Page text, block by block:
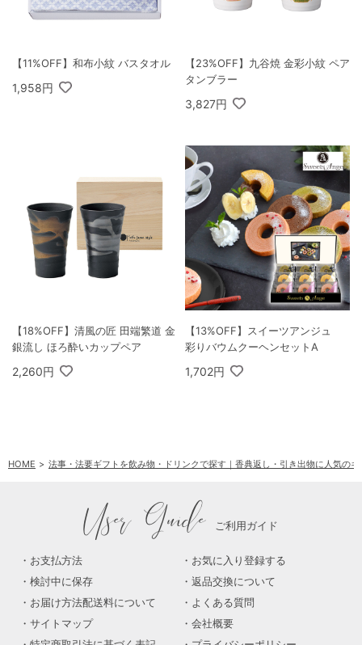
【11%OFF】和布小紋 バスタオル
1,958円
【23%OFF】九谷焼 金彩小紋 ペア
タンブラー
3,827円
【18%OFF】清風の匠 田端繁道 金
銀流し ほろ酔いカップペア
2,260円
【13%OFF】スイーツアンジュ
彩りバウムクーヘンセットA
1,702円
HOME 法事・法要ギフトを飲み物・ドリンクで探す｜香典返し・引き出物に人気のギ
User Guide ご利用ガイド
お支払方法
お気に入り登録する
検討中に保存
返品交換について
お届け方法配送料について
よくある質問
サイトマップ
会社概要